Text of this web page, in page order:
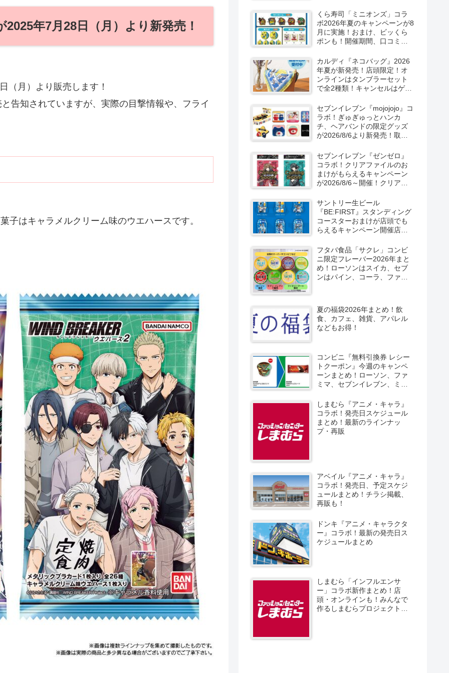
年7月28日（月）より新発売！
（月）より販売します！
告知されていますが、実際の目撃情報や、フライ
子はキャラメルクリーム味のウエハースです。
る！
くら寿司「ミニオンズ」コラ
ボ2026年夏のキャンペーンが8
月に実施！おまけ、ビッくら
ポンも！開催期間、口コミ、
カルディ『ネコバッグ』2026
年夏が新発売！店頭限定！オ
ンラインはタンブラーセット
で全2種類！キャンセルはゲリ
セブンイレブン『mojojojo』コ
ラボ！ぎゅぎゅっとハンカ
チ、ヘアバンドの限定グッズ
が2026/8/6より新発売！取扱
セブンイレブン『ゼンゼロ』
コラボ！クリアファイルのお
まけがもらえるキャンペーン
が2026/8/6～開催！クリアカ
売！
サントリー生ビール
『BE:FIRST』スタンディング
コースターおまけが店頭でも
らえるキャンペーン開催店は
定で6種類！見分け方！セブ
ン、ファミマ、ローソン、デ
イリーヤマザキ、ミニストッ
プなどで！クーラーバッグ
フタバ食品「サクレ」コンビ
ニ限定フレーバー2026年まと
め！ローソンはスイカ、セブ
ンはパイン、コーラ、ファミ
夏の福袋2026年まとめ！飲
食、カフェ、雑貨、アパレル
などもお得！
コンビニ『無料引換券 レシー
トクーポン』今週のキャンペ
ーンまとめ！ローソン、ファ
ミマ、セブンイレブン、ミニ
しまむら『アニメ・キャラ』
コラボ！発売日スケジュール
まとめ！最新のラインナッ
プ・再販
アベイル『アニメ・キャラ』
コラボ！発売日、予定スケジ
ュールまとめ！チラシ掲載、
再販も！
ドンキ『アニメ・キャラクタ
ー』コラボ！最新の発売日ス
ケジュールまとめ
しまむら「インフルエンサ
ー」コラボ新作まとめ！店
頭・オンラインも！みんなで
作るしまむらプロジェクト！